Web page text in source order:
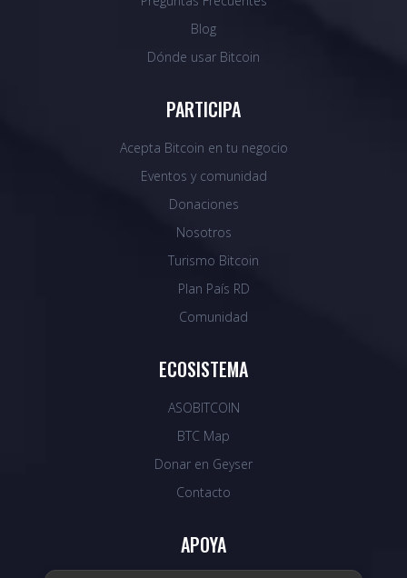
Blog
Dónde usar Bitcoin
PARTICIPA
Acepta Bitcoin en tu negocio
Eventos y comunidad
Donaciones
Nosotros
Turismo Bitcoin
Plan País RD
Comunidad
ECOSISTEMA
ASOBITCOIN
BTC Map
Donar en Geyser
Contacto
APOYA